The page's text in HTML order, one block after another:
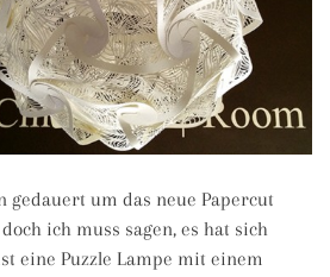
gedauert um das neue Papercut
ich muss sagen, es hat sich
eine Puzzle Lampe mit einem